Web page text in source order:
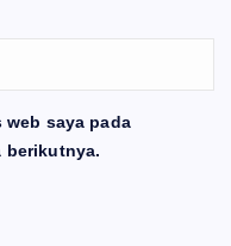
web saya pada
berikutnya.